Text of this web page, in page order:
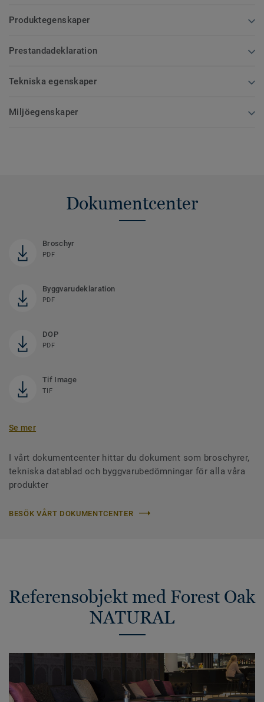
Produktegenskaper
Prestandadeklaration
Tekniska egenskaper
Miljöegenskaper
Dokumentcenter
Broschyr
PDF
Byggvarudeklaration
PDF
DOP
PDF
Tif Image
TIF
Se mer
I vårt dokumentcenter hittar du dokument som broschyrer,
tekniska datablad och byggvarubedömningar för alla våra
produkter
BESÖK VÅRT DOKUMENTCENTER
Referensobjekt med Forest Oak
NATURAL